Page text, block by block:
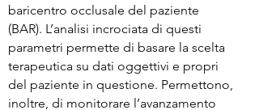
baricentro occlusale del paziente
(BAR). L’analisi incrociata di questi
parametri permette di basare la scelta
terapeutica su dati oggettivi e propri
del paziente in questione. Permettono,
inoltre, di monitorare l’avanzamento